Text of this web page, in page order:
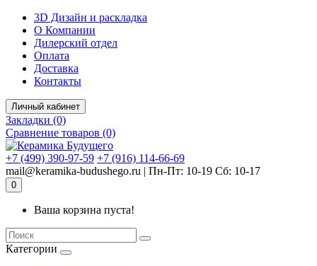
Комплектующие для компьютера
3D Дизайн и раскладка
О Компании
Дилерский отдел
Оплата
Доставка
Контакты
Личный кабинет
Закладки (0)
Сравнение товаров (0)
+7 (499) 390-97-59 +7 (916) 114-66-69
mail@keramika-budushego.ru | Пн-Пт: 10-19 Сб: 10-17
0
Ваша корзина пуста!
Категории